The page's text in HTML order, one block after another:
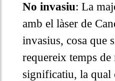
No invasiu: La
amb el làser de
invasius, cosa que
requereix temps de
significatiu, la qual